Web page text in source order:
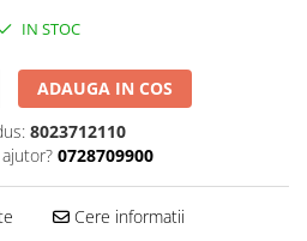
IN STOC
ADAUGA IN COS
8023712110
0728709900
Cere informatii